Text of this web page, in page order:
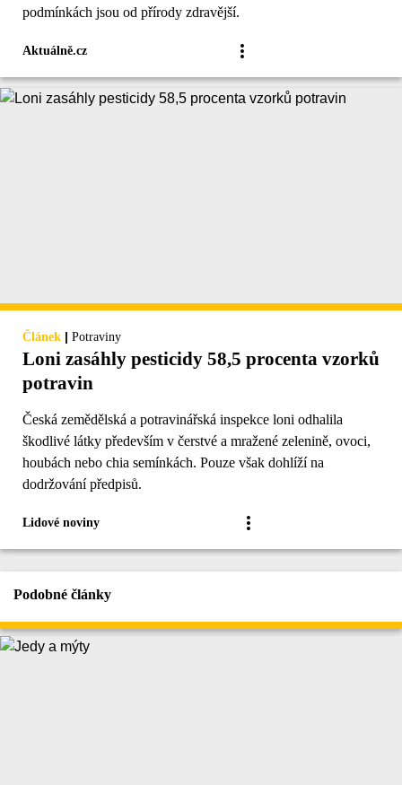
podmínkách jsou od přírody zdravější.
Aktuálně.cz
Článek | Potraviny
Loni zasáhly pesticidy 58,5 procenta vzorků
potravin
Česká zemědělská a potravinářská inspekce loni odhalila
škodlivé látky především v čerstvé a mražené zelenině, ovoci,
houbách nebo chia semínkách. Pouze však dohlíží na
dodržování předpisů.
Lidové noviny
Podobné články